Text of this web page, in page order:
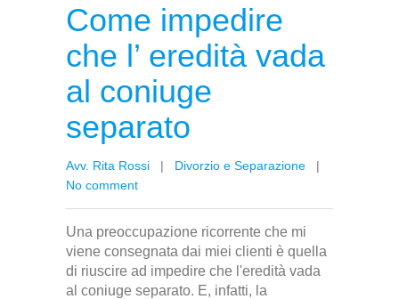
Come impedire
che l’ eredità vada
al coniuge
separato
Avv. Rita Rossi | Divorzio e Separazione |
No comment
Una preoccupazione ricorrente che mi
viene consegnata dai miei clienti è quella
di riuscire ad impedire che l'eredità vada
al coniuge separato. E, infatti, la